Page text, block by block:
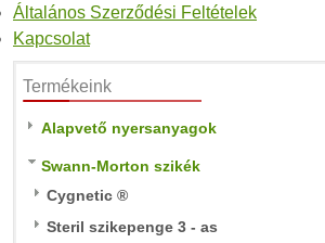
Általános Szerződési Feltételek
Kapcsolat
Termékeink
Alapvető nyersanyagok
Swann-Morton szikék
Cygnetic ®
Steril szikepenge 3 - as